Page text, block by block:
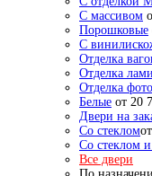
С массивом
Порошковые
С
Отделка
Отделка
Отделка
Белые от 20
Двери на
Со стеклом
Со стеклом
Все двери